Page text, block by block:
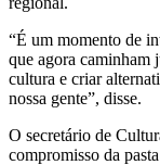
“É um momento de
que agora caminham
cultura e criar
nossa gente”, disse.
O secretário de
compromisso da